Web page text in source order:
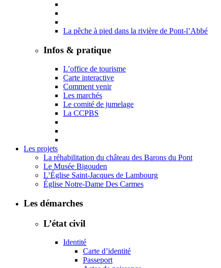
La pêche à pied dans la rivière de Pont-l’Abbé
Infos & pratique
L’office de tourisme
Carte interactive
Comment venir
Les marchés
Le comité de jumelage
La CCPBS
Les projets
La réhabilitation du château des Barons du Pont
Le Musée Bigouden
L’Église Saint-Jacques de Lambourg
Église Notre-Dame Des Carmes
Les démarches
L’état civil
Identité
Carte d’identité
Passeport